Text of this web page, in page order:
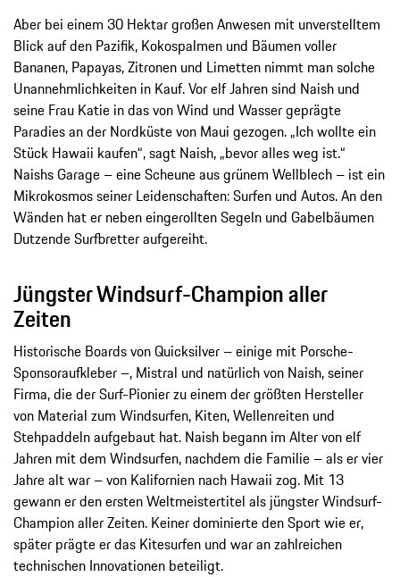
Aber bei einem 30 Hektar großen Anwesen mit unverstelltem
Blick auf den Pazifik, Kokospalmen und Bäumen voller
Bananen, Papayas, Zitronen und Limetten nimmt man solche
Unannehmlichkeiten in Kauf. Vor elf Jahren sind Naish und
seine Frau Katie in das von Wind und Wasser geprägte
Paradies an der Nordküste von Maui gezogen. „Ich wollte ein
Stück Hawaii kaufen“, sagt Naish, „bevor alles weg ist.“
Naishs Garage – eine Scheune aus grünem Wellblech – ist ein
Mikrokosmos seiner Leidenschaften: Surfen und Autos. An den
Wänden hat er neben eingerollten Segeln und Gabelbäumen
Dutzende Surfbretter aufgereiht.
Jüngster Windsurf-Champion aller
Zeiten
Historische Boards von Quicksilver – einige mit Porsche-
Sponsoraufkleber –, Mistral und natürlich von Naish, seiner
Firma, die der Surf-Pionier zu einem der größten Hersteller
von Material zum Windsurfen, Kiten, Wellenreiten und
Stehpaddeln aufgebaut hat. Naish begann im Alter von elf
Jahren mit dem Windsurfen, nachdem die Familie – als er vier
Jahre alt war – von Kalifornien nach Hawaii zog. Mit 13
gewann er den ersten Weltmeistertitel als jüngster Windsurf-
Champion aller Zeiten. Keiner dominierte den Sport wie er,
später prägte er das Kitesurfen und war an zahlreichen
technischen Innovationen beteiligt.